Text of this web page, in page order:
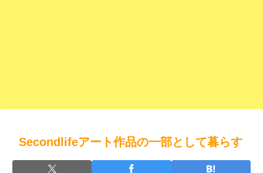
Secondlifeアート作品の一部として暮らす